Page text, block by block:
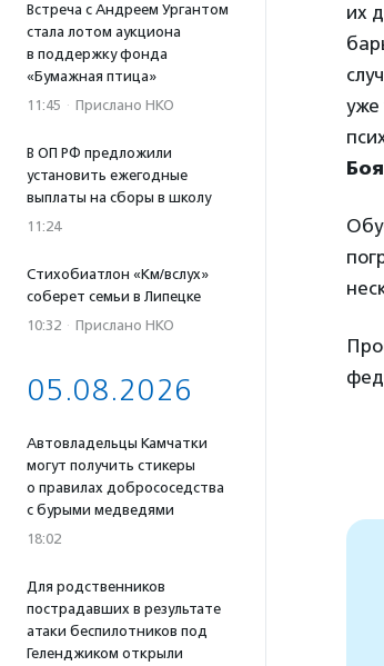
Встреча с Андреем Ургантом
стала лотом аукциона
в поддержку фонда
«Бумажная птица»
11:45 · Прислано НКО
В ОП РФ предложили
установить ежегодные
выплаты на сборы в школу
11:24
Стихобиатлон «Км/вслух»
соберет семьи в Липецке
10:32 · Прислано НКО
05.08.2026
Автовладельцы Камчатки
могут получить стикеры
о правилах добрососедства
с бурыми медведями
18:02
Для родственников
пострадавших в результате
атаки беспилотников под
Геленджиком открыли
их
уже